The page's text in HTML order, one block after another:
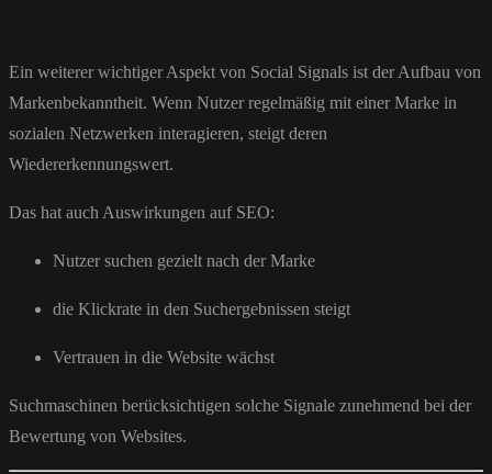
Ein weiterer wichtiger Aspekt von Social Signals ist der Aufbau von
Markenbekanntheit. Wenn Nutzer regelmäßig mit einer Marke in
sozialen Netzwerken interagieren, steigt deren
Wiedererkennungswert.
Das hat auch Auswirkungen auf SEO:
Nutzer suchen gezielt nach der Marke
die Klickrate in den Suchergebnissen steigt
Vertrauen in die Website wächst
Suchmaschinen berücksichtigen solche Signale zunehmend bei der
Bewertung von Websites.